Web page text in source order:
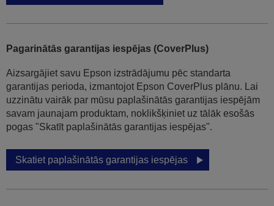
Pagarinātās garantijas iespējas (CoverPlus)
Aizsargājiet savu Epson izstrādājumu pēc standarta
garantijas perioda, izmantojot Epson CoverPlus plānu. Lai
uzzinātu vairāk par mūsu paplašinātās garantijas iespējām
savam jaunajam produktam, noklikšķiniet uz tālāk esošās
pogas "Skatīt paplašinātās garantijas iespējas".
Skatiet paplašinātās garantijas iespējas